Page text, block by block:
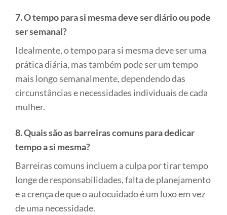
7. O tempo para si mesma deve ser diário ou pode
ser semanal?
Idealmente, o tempo para si mesma deve ser uma
prática diária, mas também pode ser um tempo
mais longo semanalmente, dependendo das
circunstâncias e necessidades individuais de cada
mulher.
8. Quais são as barreiras comuns para dedicar
tempo a si mesma?
Barreiras comuns incluem a culpa por tirar tempo
longe de responsabilidades, falta de planejamento
e a crença de que o autocuidado é um luxo em vez
de uma necessidade.